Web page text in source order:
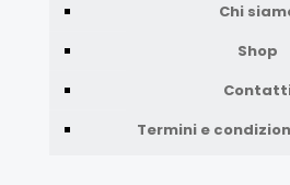
Chi
Shop
Termini e